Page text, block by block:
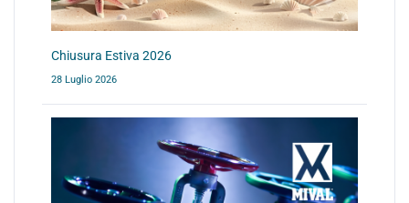
Chiusura Estiva 2026
28 Luglio 2026